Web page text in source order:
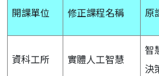
開課單位 修正課程名稱 原
資科工所 實體人工智慧
智
決